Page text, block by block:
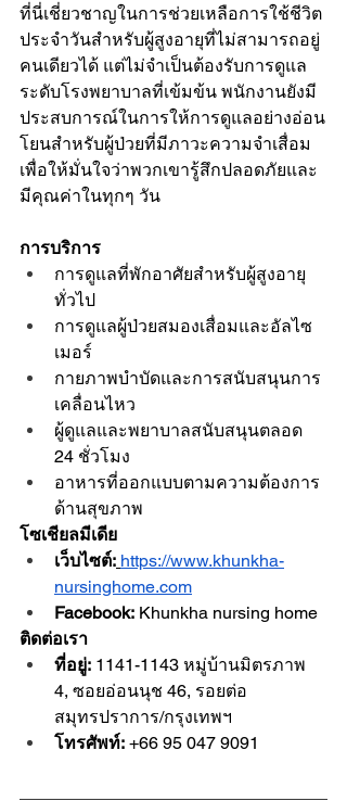
ที่นี่เชี่ยวชาญในการช่วยเหลือการใช้ชีวิต
ประจำวันสำหรับผู้สูงอายุที่ไม่สามารถอยู่
คนเดียวได้ แต่ไม่จำเป็นต้องรับการดูแล
ระดับโรงพยาบาลที่เข้มข้น พนักงานยังมี
ประสบการณ์ในการให้การดูแลอย่างอ่อน
โยนสำหรับผู้ป่วยที่มีภาวะความจำเสื่อม
เพื่อให้มั่นใจว่าพวกเขารู้สึกปลอดภัยและ
มีคุณค่าในทุกๆ วัน
การบริการ
การดูแลที่พักอาศัยสำหรับผู้สูงอายุ
ทั่วไป
การดูแลผู้ป่วยสมองเสื่อมและอัลไซ
เมอร์
กายภาพบำบัดและการสนับสนุนการ
เคลื่อนไหว
ผู้ดูแลและพยาบาลสนับสนุนตลอด
24 ชั่วโมง
อาหารที่ออกแบบตามความต้องการ
ด้านสุขภาพ
โซเชียลมีเดีย
เว็บไซต์: https://www.khunkha-
nursinghome.com
Facebook: Khunkha nursing home
ติดต่อเรา
ที่อยู่: 1141-1143 หมู่บ้านมิตรภาพ
4, ซอยอ่อนนุช 46, รอยต่อ
สมุทรปราการ/กรุงเทพฯ
โทรศัพท์: +66 95 047 9091